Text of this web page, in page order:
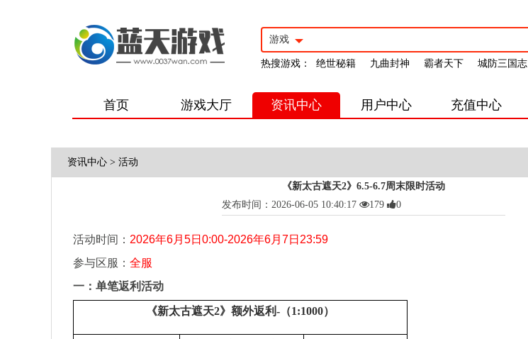
游戏
热搜游戏： 绝世秘籍 九曲封神 霸者天下 城防三国志
首页 游戏大厅 资讯中心 用户中心 充值中心
资讯中心 > 活动
《新太古遮天2》6.5-6.7周末限时活动
发布时间：2026-06-05 10:40:17
179 0
活动时间： 2026年6月5日0:00-2026年6月7日23:59
参与区服： 全服
一： 单笔返利活动
《新太古遮天2》额外返利-（1:1000）